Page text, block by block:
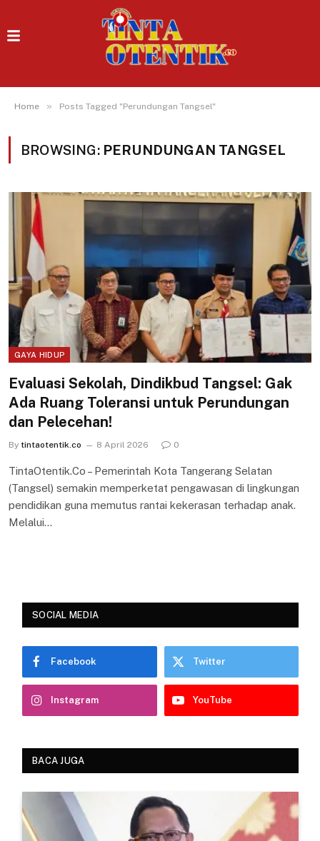
Home » Posts Tagged "Perundungan Tangsel"
BROWSING: PERUNDUNGAN TANGSEL
GAYA HIDUP
Evaluasi Sekolah, Dindikbud Tangsel: Gak
Ada Ruang Toleransi untuk Perundungan
dan Pelecehan!
By tintaotentik.co 8 April 2026 0
TintaOtentik.Co – Pemerintah Kota Tangerang Selatan
(Tangsel) semakin memperketat pengawasan di lingkungan
pendidikan guna memutus rantai kekerasan terhadap anak.
Melalui…
SOCIAL MEDIA
Facebook Twitter
Instagram YouTube
BACA JUGA